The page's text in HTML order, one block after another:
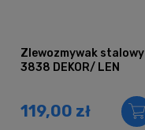
Zlewozmywak stalowy
3838 DEKOR/ LEN
119,00 zł